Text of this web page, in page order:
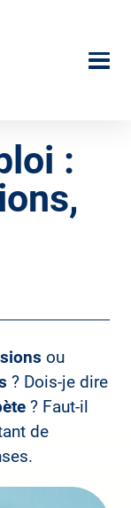
:
ou
? Dois-je dire
? Faut-il
de